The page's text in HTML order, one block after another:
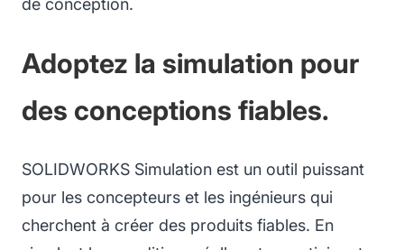
Adoptez la simulation pour
des conceptions fiables.
SOLIDWORKS Simulation est un outil puissant
pour les concepteurs et les ingénieurs qui
cherchent à créer des produits fiables. En